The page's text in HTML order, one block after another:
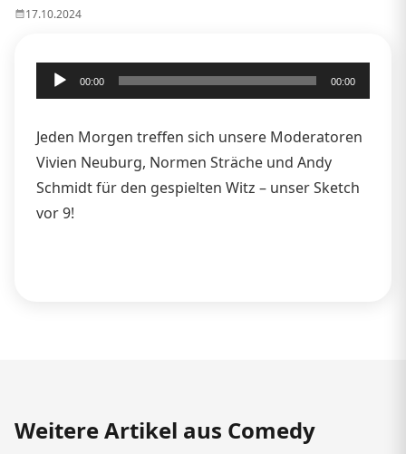
17.10.2024
Audio-
Player
00:00 00:00
Jeden Morgen treffen sich unsere Moderatoren
Vivien Neuburg, Normen Sträche und Andy
Schmidt für den gespielten Witz – unser Sketch
vor 9!
Weitere Artikel aus Comedy